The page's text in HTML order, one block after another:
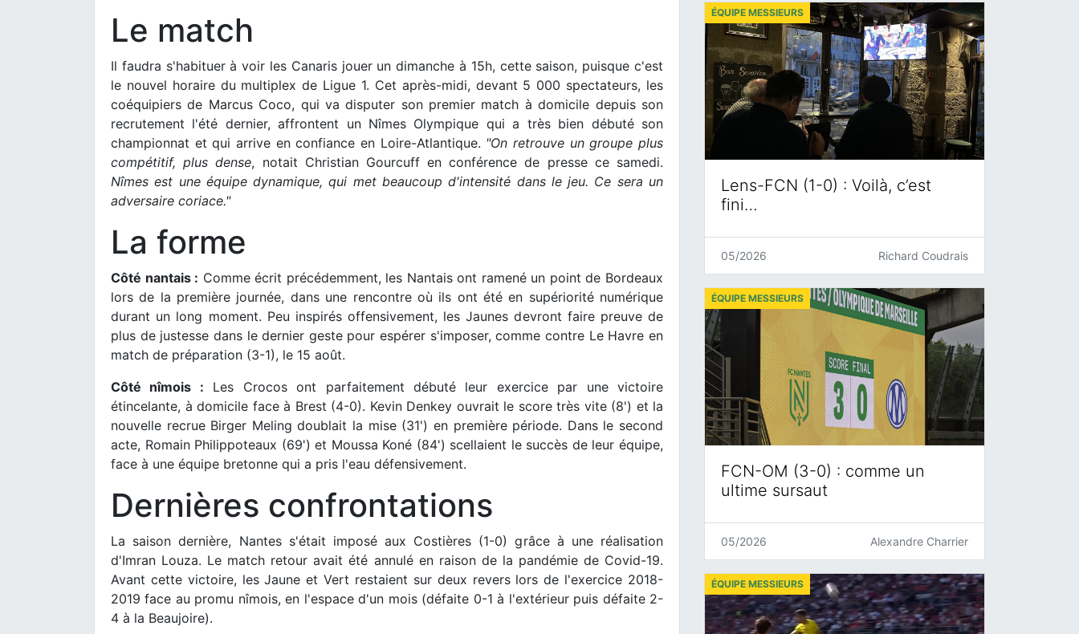
Le match
Il faudra s'habituer à voir les Canaris jouer un dimanche à 15h, cette saison, puisque c'est
le nouvel horaire du multiplex de Ligue 1. Cet après-midi, devant 5 000 spectateurs, les
coéquipiers de Marcus Coco, qui va disputer son premier match à domicile depuis son
recrutement l'été dernier, affrontent un Nîmes Olympique qui a très bien débuté son
championnat et qui arrive en confiance en Loire-Atlantique. "On retrouve un groupe plus
compétitif, plus dense, notait Christian Gourcuff en conférence de presse ce samedi.
Nîmes est une équipe dynamique, qui met beaucoup d'intensité dans le jeu. Ce sera un
adversaire coriace."
La forme
Côté nantais : Comme écrit précédemment, les Nantais ont ramené un point de Bordeaux
lors de la première journée, dans une rencontre où ils ont été en supériorité numérique
durant un long moment. Peu inspirés offensivement, les Jaunes devront faire preuve de
plus de justesse dans le dernier geste pour espérer s'imposer, comme contre Le Havre en
match de préparation (3-1), le 15 août.
Côté nîmois : Les Crocos ont parfaitement débuté leur exercice par une victoire
étincelante, à domicile face à Brest (4-0). Kevin Denkey ouvrait le score très vite (8') et la
nouvelle recrue Birger Meling doublait la mise (31') en première période. Dans le second
acte, Romain Philippoteaux (69') et Moussa Koné (84') scellaient le succès de leur équipe,
face à une équipe bretonne qui a pris l'eau défensivement.
Dernières confrontations
La saison dernière, Nantes s'était imposé aux Costières (1-0) grâce à une réalisation
d'Imran Louza. Le match retour avait été annulé en raison de la pandémie de Covid-19.
Avant cette victoire, les Jaune et Vert restaient sur deux revers lors de l'exercice 2018-
2019 face au promu nîmois, en l'espace d'un mois (défaite 0-1 à l'extérieur puis défaite 2-
4 à la Beaujoire).
Lens-FCN (1-0) : Voilà, c’est
fini…
ÉQUIPE MESSIEURS
05/2026 Richard Coudrais
FCN-OM (3-0) : comme un
ultime sursaut
ÉQUIPE MESSIEURS
05/2026 Alexandre Charrier
ÉQUIPE MESSIEURS